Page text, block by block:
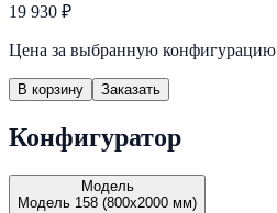
19 930 ₽
Цена за выбранную конфигурацию
В корзину Заказать
Конфигуратор
Модель
Модель 158 (800х2000 мм)